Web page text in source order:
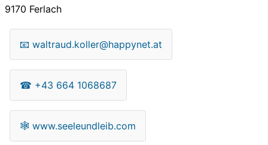
9170 Ferlach
📧 waltraud.koller@happynet.at
☎ +43 664 1068687
🕸 www.seeleundleib.com